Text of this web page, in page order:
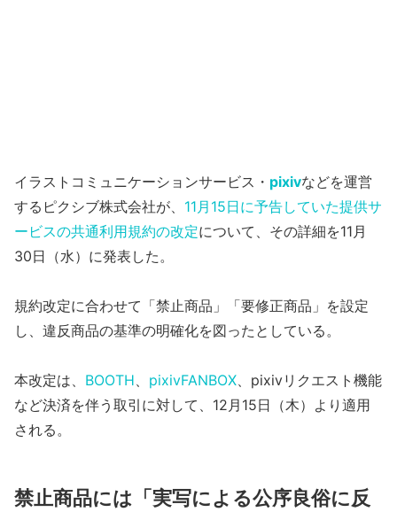
イラストコミュニケーションサービス・ pixivなどを運営
するピクシブ株式会社が、 11月15日に予告していた提供サ
ービスの共通利用規約の改定について、その詳細を11月
30日（水）に発表した。
規約改定に合わせて「禁止商品」「要修正商品」を設定
し、違反商品の基準の明確化を図ったとしている。
本改定は、 BOOTH、 pixivFANBOX、pixivリクエスト機能
など決済を伴う取引に対して、12月15日（木）より適用
される。
禁止商品には「実写による公序良俗に反